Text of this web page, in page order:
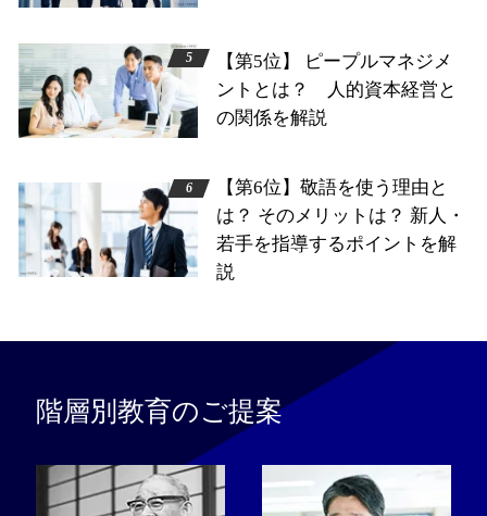
【第5位】 ピープルマネジメ
ントとは？ 人的資本経営と
の関係を解説
【第6位】敬語を使う理由と
は？ そのメリットは？ 新人・
若手を指導するポイントを解
説
階層別教育のご提案